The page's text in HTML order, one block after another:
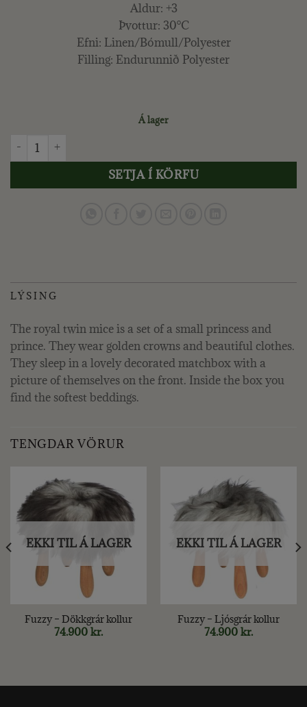
Aldur: +3
Þvottur: 30°C
Efni: Linen/Bómull/Polyester
Filling: Endurunnið Polyester
Á lager
MAILEG - KONUNGLEGU TVÍBURARNIR, LITTLE SISTER
SETJA Í KÖRFU
LÝSING
The royal twin mice is a set of a small princess and
prince. They wear golden crowns and beautiful clothes.
They sleep in a lovely decorated matchbox with a
picture of themselves on the front. Inside the box you
find the softest beddings.
TENGDAR VÖRUR
EKKI TIL Á LAGER
Fuzzy – Dökkgrár kollur
74.900 kr.
EKKI TIL Á LAGER
Fuzzy – Ljósgrár kollur
74.900 kr.